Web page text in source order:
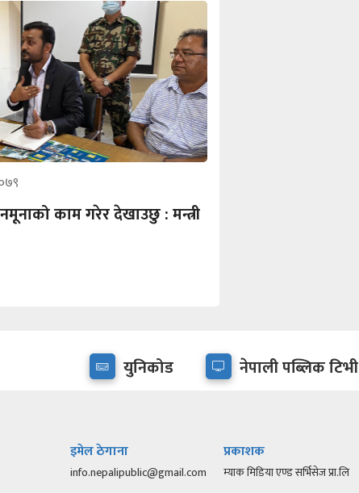
काम गरेर देखाउछु : मन्त्री
युनिकोड नेपाली पब्लिक टिभी
इमेल ठेगाना
info.nepalipublic@gmail.com
प्रकाशक
म्याक मिडिया एण्ड सर्भिसेज प्रा.लि